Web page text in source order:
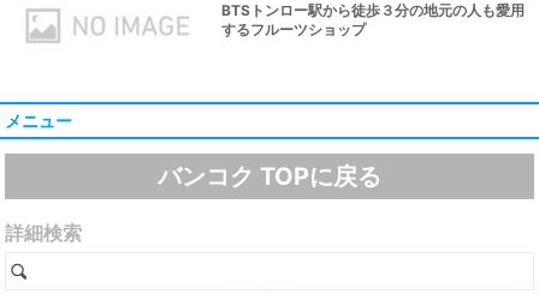
BTSトンロー駅から徒歩３分の地元の人も愛用
するフルーツショップ
メニュー
バンコク TOPに戻る
詳細検索